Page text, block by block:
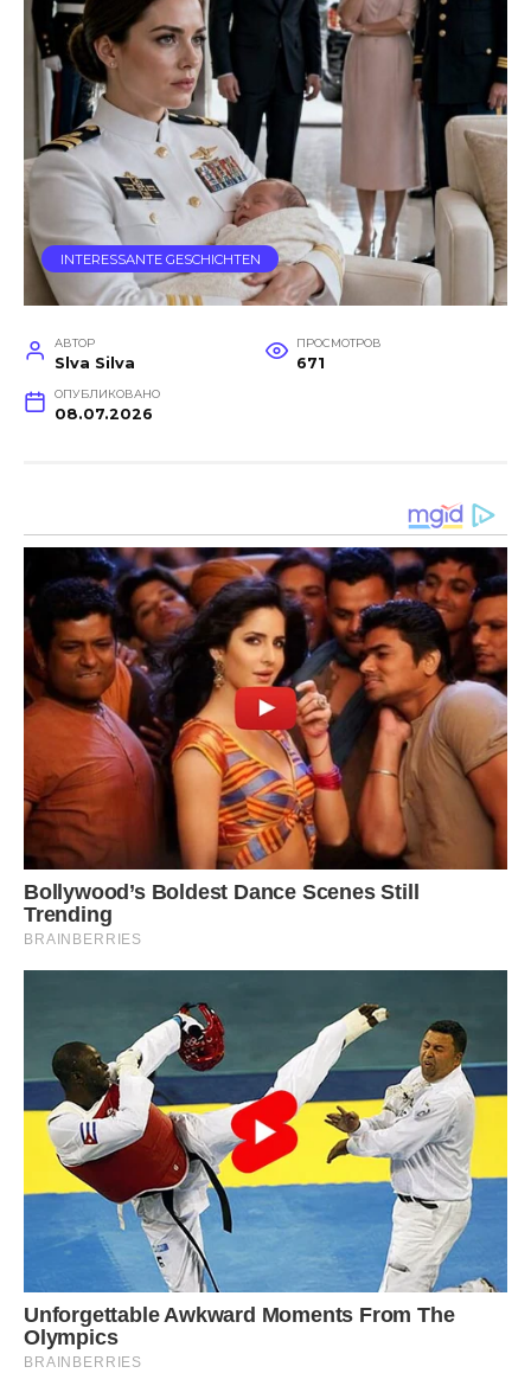
INTERESSANTE GESCHICHTEN
АВТОР
Slva Silva
ПРОСМОТРОВ
671
ОПУБЛИКОВАНО
08.07.2026